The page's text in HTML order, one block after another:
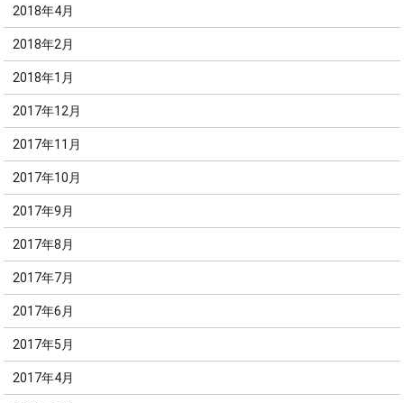
2018年4月
2018年2月
2018年1月
2017年12月
2017年11月
2017年10月
2017年9月
2017年8月
2017年7月
2017年6月
2017年5月
2017年4月